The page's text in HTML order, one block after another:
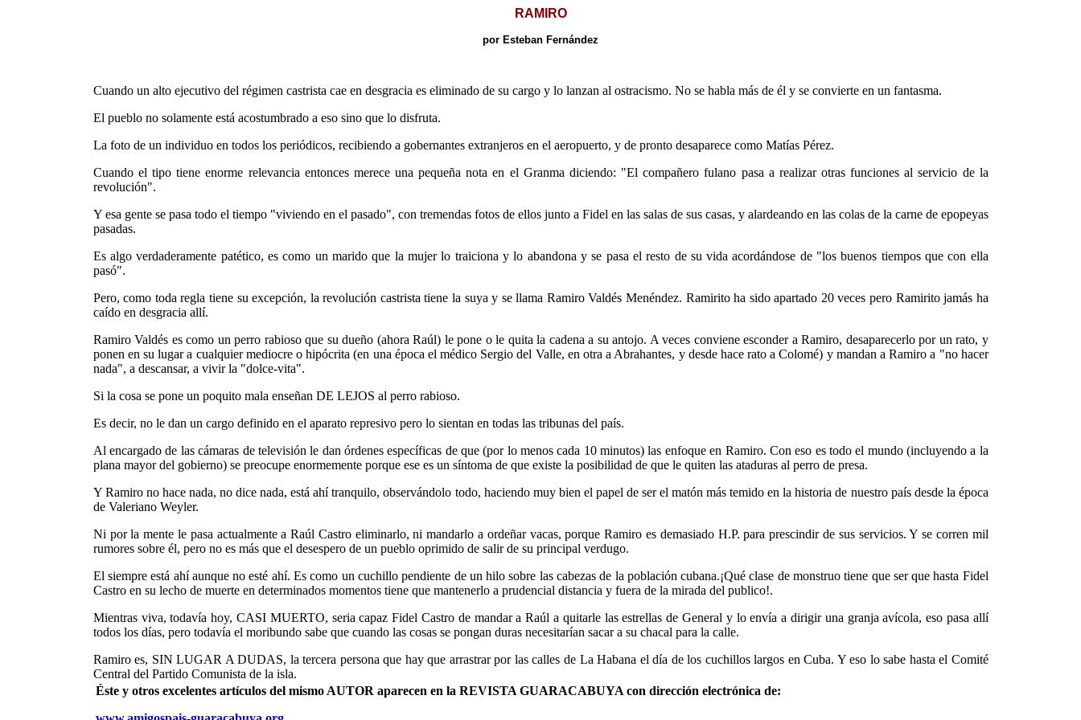
RAMIRO
por Esteban Fernández
Cuando un alto ejecutivo del régimen castrista cae en desgracia es eliminado de su cargo y lo lanzan al ostracismo. No se habla más de él y se convierte en un fantasma.
El pueblo no solamente está acostumbrado a eso sino que lo disfruta.
La foto de un individuo en todos los periódicos, recibiendo a gobernantes extranjeros en el aeropuerto, y de pronto desaparece como Matías Pérez.
Cuando el tipo tiene enorme relevancia entonces merece una pequeña nota en el Granma diciendo: "El compañero fulano pasa a realizar otras funciones al servicio de la
revolución".
Y esa gente se pasa todo el tiempo "viviendo en el pasado", con tremendas fotos de ellos junto a Fidel en las salas de sus casas, y alardeando en las colas de la carne de epopeyas
pasadas.
Es algo verdaderamente patético, es como un marido que la mujer lo traiciona y lo abandona y se pasa el resto de su vida acordándose de "los buenos tiempos que con ella
pasó".
Pero, como toda regla tiene su excepción, la revolución castrista tiene la suya y se llama Ramiro Valdés Menéndez. Ramirito ha sido apartado 20 veces pero Ramirito jamás ha
caído en desgracia allí.
Ramiro Valdés es como un perro rabioso que su dueño (ahora Raúl) le pone o le quita la cadena a su antojo. A veces conviene esconder a Ramiro, desaparecerlo por un rato, y
ponen en su lugar a cualquier mediocre o hipócrita (en una época el médico Sergio del Valle, en otra a Abrahantes, y desde hace rato a Colomé) y mandan a Ramiro a "no hacer
nada", a descansar, a vivir la "dolce-vita".
Si la cosa se pone un poquito mala enseñan DE LEJOS al perro rabioso.
Es decir, no le dan un cargo definido en el aparato represivo pero lo sientan en todas las tribunas del país.
Al encargado de las cámaras de televisión le dan órdenes específicas de que (por lo menos cada 10 minutos) las enfoque en Ramiro. Con eso es todo el mundo (incluyendo a la
plana mayor del gobierno) se preocupe enormemente porque ese es un síntoma de que existe la posibilidad de que le quiten las ataduras al perro de presa.
Y Ramiro no hace nada, no dice nada, está ahí tranquilo, observándolo todo, haciendo muy bien el papel de ser el matón más temido en la historia de nuestro país desde la época
de Valeriano Weyler.
Ni por la mente le pasa actualmente a Raúl Castro eliminarlo, ni mandarlo a ordeñar vacas, porque Ramiro es demasiado H.P. para prescindir de sus servicios. Y se corren mil
rumores sobre él, pero no es más que el desespero de un pueblo oprimido de salir de su principal verdugo.
El siempre está ahí aunque no esté ahí. Es como un cuchillo pendiente de un hilo sobre las cabezas de la población cubana.¡Qué clase de monstruo tiene que ser que hasta Fidel
Castro en su lecho de muerte en determinados momentos tiene que mantenerlo a prudencial distancia y fuera de la mirada del publico!.
Mientras viva, todavía hoy, CASI MUERTO, seria capaz Fidel Castro de mandar a Raúl a quitarle las estrellas de General y lo envía a dirigir una granja avícola, eso pasa allí
todos los días, pero todavía el moribundo sabe que cuando las cosas se pongan duras necesitarían sacar a su chacal para la calle.
Ramiro es, SIN LUGAR A DUDAS, la tercera persona que hay que arrastrar por las calles de La Habana el día de los cuchillos largos en Cuba. Y eso lo sabe hasta el Comité
Central del Partido Comunista de la isla.
Éste y otros excelentes artículos del mismo AUTOR aparecen en la REVISTA GUARACABUYA con dirección electrónica de: